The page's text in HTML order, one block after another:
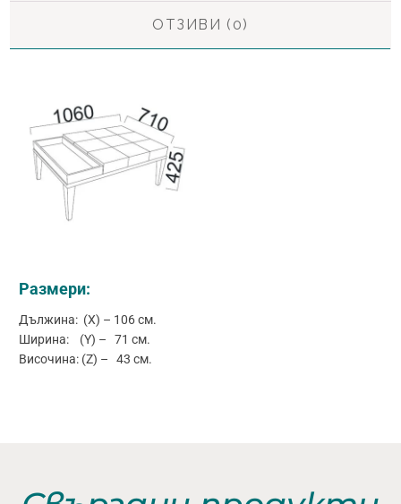
ОТЗИВИ (0)
Размери:
Дължина: (X) – 106 см.
Ширина: (Y) – 71 см.
Височина: (Z) – 43 см.